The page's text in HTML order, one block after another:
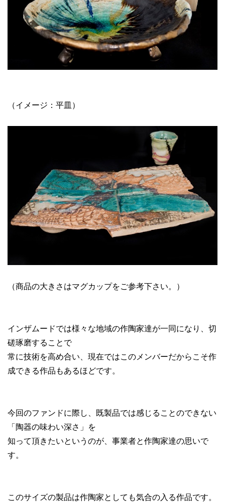
（イメージ：平皿）
（商品の大きさはマグカップをご参考下さい。）
インザムードでは様々な地域の作陶家達が一同になり、切
磋琢磨することで
常に技術を高め合い、現在ではこのメンバーだからこそ作
成できる作品もあるほどです。
今回のファンドに際し、既製品では感じることのできない
「陶器の味わい深さ」を
知って頂きたいというのが、事業者と作陶家達の思いで
す。
このサイズの製品は作陶家としても気合の入る作品です。